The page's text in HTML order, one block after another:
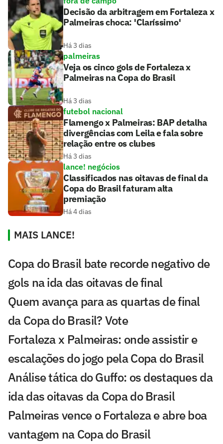
Decisão da arbitragem em Fortaleza x
Palmeiras choca: 'Claríssimo'
Há 3 dias
palmeiras
Veja os cinco gols de Fortaleza x
Palmeiras na Copa do Brasil
Há 3 dias
futebol nacional
Flamengo x Palmeiras: BAP detalha
divergências com Leila e fala sobre
relação entre os clubes
Há 3 dias
lance! negócios
Classificados nas oitavas de final da
Copa do Brasil faturam alta
premiação
Há 4 dias
MAIS LANCE!
Copa do Brasil bate recorde negativo de
gols na ida das oitavas de final
Quem avança para as quartas de final
da Copa do Brasil? Vote
Fortaleza x Palmeiras: onde assistir e
escalações do jogo pela Copa do Brasil
Análise tática do Guffo: os destaques da
ida das oitavas da Copa do Brasil
Palmeiras vence o Fortaleza e abre boa
vantagem na Copa do Brasil